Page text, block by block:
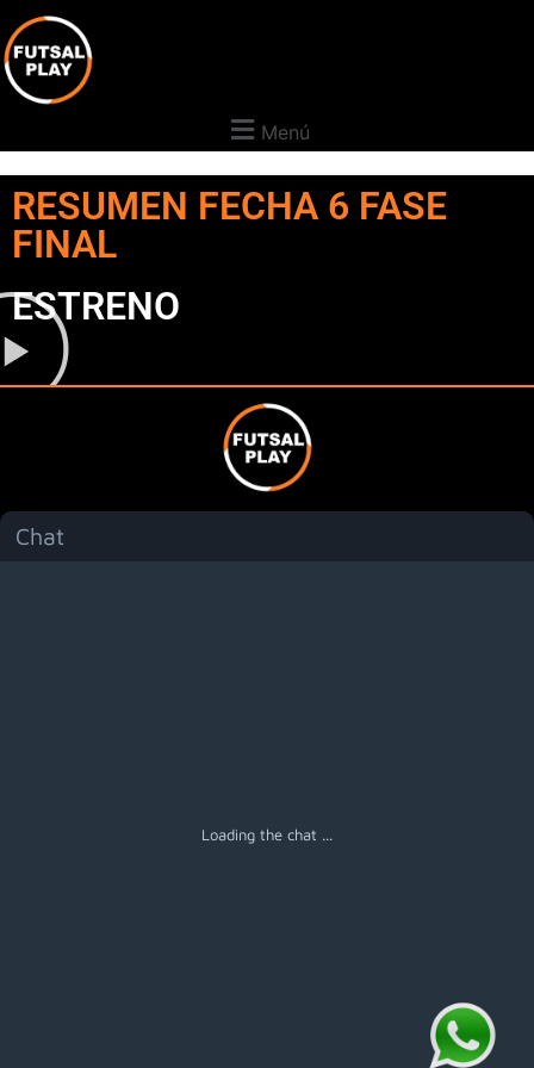
Menú
RESUMEN FECHA 6 FASE
FINAL
ESTRENO
Chat
Loading the chat ...